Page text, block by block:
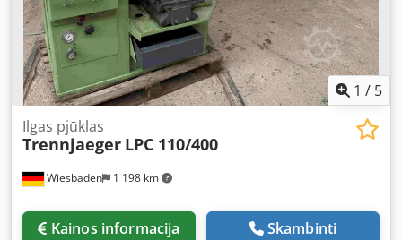
1 / 5
Wiesbaden 1 198 km
Ilgas pjūklas
Trennjaeger LPC 110/400
Kainos informacija Skambinti